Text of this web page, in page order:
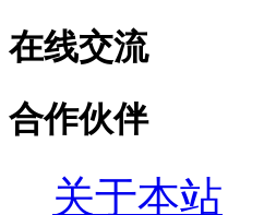
在线交流
合作伙伴
关于本站